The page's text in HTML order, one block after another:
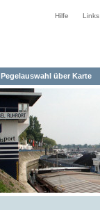
Hilfe Links
Pegelauswahl über Karte